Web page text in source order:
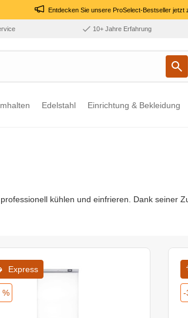
Entdecken Sie unsere ProSelect-Bestseller jetzt
10+ Jahre Erfahrung
Edelstahl Einrichtung & Bekleidung
kühlen und einfrieren. Dank seiner
%
Express
-